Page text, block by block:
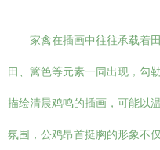
家禽在插画中往往承载着
田、篱笆等元素一同出现，勾
描绘清晨鸡鸣的插画，可能以
氛围，公鸡昂首挺胸的形象不